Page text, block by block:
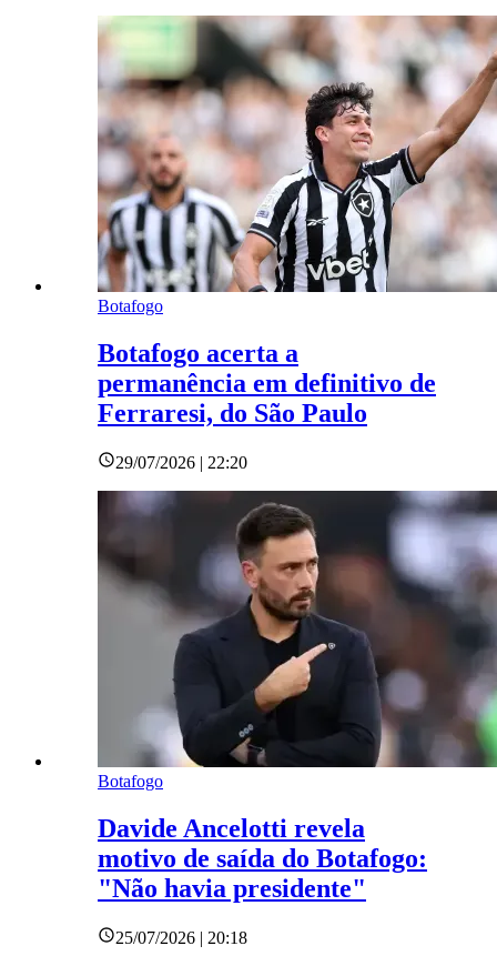
Botafogo
Botafogo acerta a
permanência em definitivo de
Ferraresi, do São Paulo
29/07/2026 | 22:20
Botafogo
Davide Ancelotti revela
motivo de saída do Botafogo:
"Não havia presidente"
25/07/2026 | 20:18